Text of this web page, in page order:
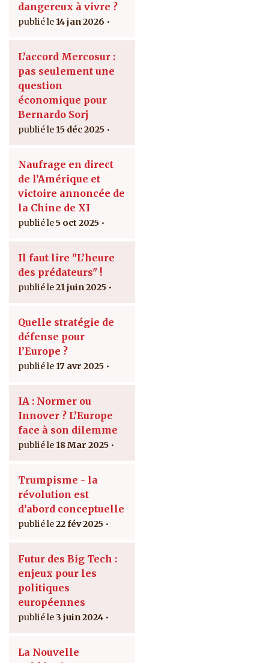
dangereux à vivre ?
14 jan 2026
L’accord Mercosur :
pas seulement une
question
économique pour
Bernardo Sorj
15 déc 2025
Naufrage en direct
de l’Amérique et
victoire annoncée de
la Chine de XI
5 oct 2025
Il faut lire "L’heure
des prédateurs" !
21 juin 2025
Quelle stratégie de
défense pour
l’Europe ?
17 avr 2025
IA : Normer ou
Innover ? L’Europe
face à son dilemme
18 Mar 2025
Trumpisme - la
révolution est
d’abord conceptuelle
22 fév 2025
Futur des Big Tech :
enjeux pour les
politiques
européennes
3 juin 2024
La Nouvelle